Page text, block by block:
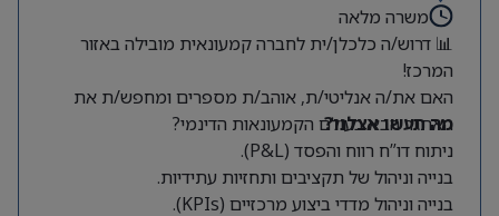
משרה מלאה
📊 דרוש/ה כלכלן/ית לחברה קמעונאית מובילה באזור
המרכז!
האם את/ה אנליטי/ת, אוהב/ת מספרים ומחפש/ת את
האתגר הבא בעולם הקמעונאות הדינמי?
מה תעשו אצלנו?
ניתוח דו”ח רווח והפסד (P&L).
בנייה וניהול של תקציבים ותחזיות עתידיות.
בנייה וניהול מדדי ביצוע מרכזיים (KPIs).